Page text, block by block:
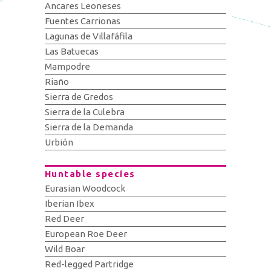
Ancares Leoneses
Fuentes Carrionas
Lagunas de Villafáfila
Las Batuecas
Mampodre
Riaño
Sierra de Gredos
Sierra de la Culebra
Sierra de la Demanda
Urbión
Huntable species
Eurasian Woodcock
Iberian Ibex
Red Deer
European Roe Deer
Wild Boar
Red-legged Partridge